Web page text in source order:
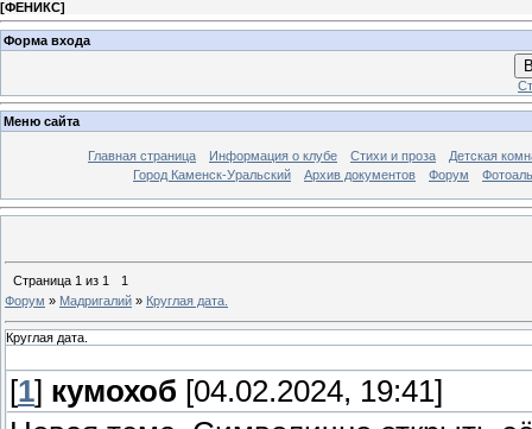
[ФЕНИКС]
Форма входа
Меню сайта
Главная страница Информация о клубе Стихи и проза
Детская
Город Каменск-Уральский
Архив документов Форум
Страница 1 из 1
1
Форум » Мадригалий » Круглая дата.
Круглая дата.
[1] кумохоб [04.02.2024, 19:41]